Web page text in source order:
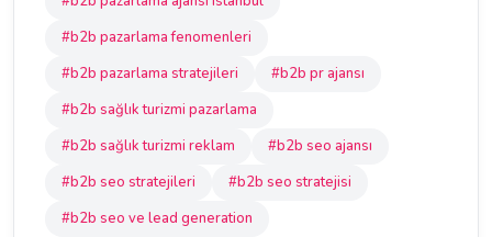
#b2b pazarlama fenomenleri
#b2b pazarlama stratejileri
#b2b pr ajansı
#b2b sağlık turizmi pazarlama
#b2b sağlık turizmi reklam
#b2b seo ajansı
#b2b seo stratejileri
#b2b seo stratejisi
#b2b seo ve lead generation